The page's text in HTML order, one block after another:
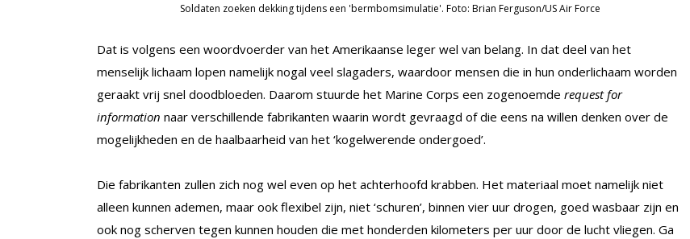
Soldaten zoeken dekking tijdens een 'bermbomsimulatie'. Foto: Brian Ferguson/US Air Force
Dat is volgens een woordvoerder van het Amerikaanse leger wel van belang. In dat deel van het
menselijk lichaam lopen namelijk nogal veel slagaders, waardoor mensen die in hun onderlichaam worden
geraakt vrij snel doodbloeden. Daarom stuurde het Marine Corps een zogenoemde request for
information naar verschillende fabrikanten waarin wordt gevraagd of die eens na willen denken over de
mogelijkheden en de haalbaarheid van het ‘kogelwerende ondergoed’.
Die fabrikanten zullen zich nog wel even op het achterhoofd krabben. Het materiaal moet namelijk niet
alleen kunnen ademen, maar ook flexibel zijn, niet ‘schuren’, binnen vier uur drogen, goed wasbaar zijn en
ook nog scherven tegen kunnen houden die met honderden kilometers per uur door de lucht vliegen. Ga